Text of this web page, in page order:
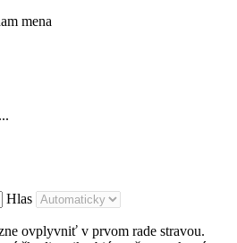
mena
Hlas
ovplyvniť v prvom rade stravou.